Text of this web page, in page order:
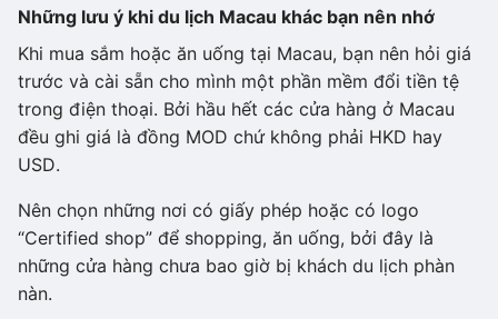
Những lưu ý khi du lịch Macau khác bạn nên nhớ
Khi mua sắm hoặc ăn uống tại Macau, bạn nên hỏi giá
trước và cài sẵn cho mình một phần mềm đổi tiền tệ
trong điện thoại. Bởi hầu hết các cửa hàng ở Macau
đều ghi giá là đồng MOD chứ không phải HKD hay
USD.
Nên chọn những nơi có giấy phép hoặc có logo
“Certified shop” để shopping, ăn uống, bởi đây là
những cửa hàng chưa bao giờ bị khách du lịch phàn
nàn.